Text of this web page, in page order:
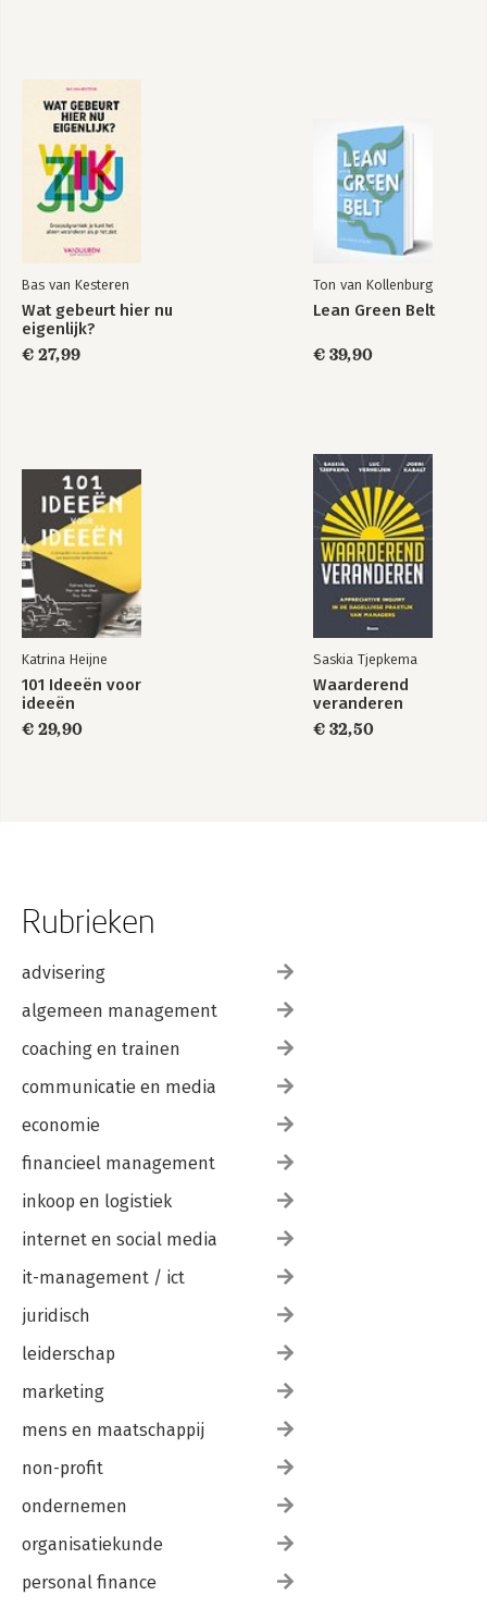
Bas van Kesteren
Wat gebeurt hier nu
eigenlijk?
€ 27,99
Ton van Kollenburg
Lean Green Belt
€ 39,90
Katrina Heijne
101 Ideeën voor
ideeën
€ 29,90
Saskia Tjepkema
Waarderend
veranderen
€ 32,50
Rubrieken
advisering
algemeen management
coaching en trainen
communicatie en media
economie
financieel management
inkoop en logistiek
internet en social media
it-management / ict
juridisch
leiderschap
marketing
mens en maatschappij
non-profit
ondernemen
organisatiekunde
personal finance